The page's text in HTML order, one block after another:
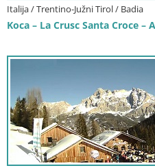
Italija / Trentino-Južni Tirol / Badia
Koca – La Crusc Santa Croce